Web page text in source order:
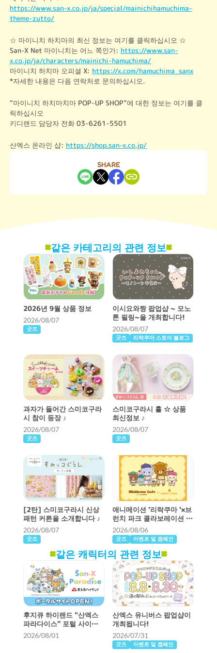
https://www.san-x.co.jp/ja/special/mainichihamuchima-
theme-zutto/
☆ 마이니치 하치마의 최신 정보는 여기를 클릭하십시오 ☆
San-X Net 마이니치는 어느 쪽인가: https://www.san-
x.co.jp/ja/characters/mainichi-hamuchima/
마이니치 하치마 오피셜 X: https://x.com/hamuchima_sanx
*자세한 내용은 다음 연락처로 문의하십시오.
“마이니치 하치마치마 POP-UP SHOP”에 대한 정보는 여기를 클
릭하십시오
키디랜드 담당자 전화 03-6261-5501
산엑스 온라인 샵: https://shop.san-x.co.jp/
SHARE
같은 카테고리의 관련 정보
2026년 9월 상품 정보
2026/08/07
굿즈
이시요와짱 팝업샵 ~ 모노
톤 필링~을 개최합니다!
2026/08/07
굿즈 리락쿠마 스토어 블로그
과자가 들어간 스미코구라
시 참이 등장 ♪
2026/08/07
굿즈
스미코구라시 홀 ☆ 상품
최신정보 ♪
2026/08/07
굿즈
[2탄] 스미코구라시 신상
패턴 커튼을 소개합니다 ♪
2026/08/07
굿즈
애니메이션 '리락쿠마 '×브
런치 파크 콜라보레이션 카
페가 개최됩니다!
2026/08/06
굿즈 이벤트 및 캠페인
같은 캐릭터의 관련 정보
후지큐 하이랜드 "산엑스
파라다이스” 포털 사이트
오픈!
2026/08/01
산엑스 유니버스 팝업샵이
개최됩니다!
2026/07/31
굿즈 이벤트 및 캠페인